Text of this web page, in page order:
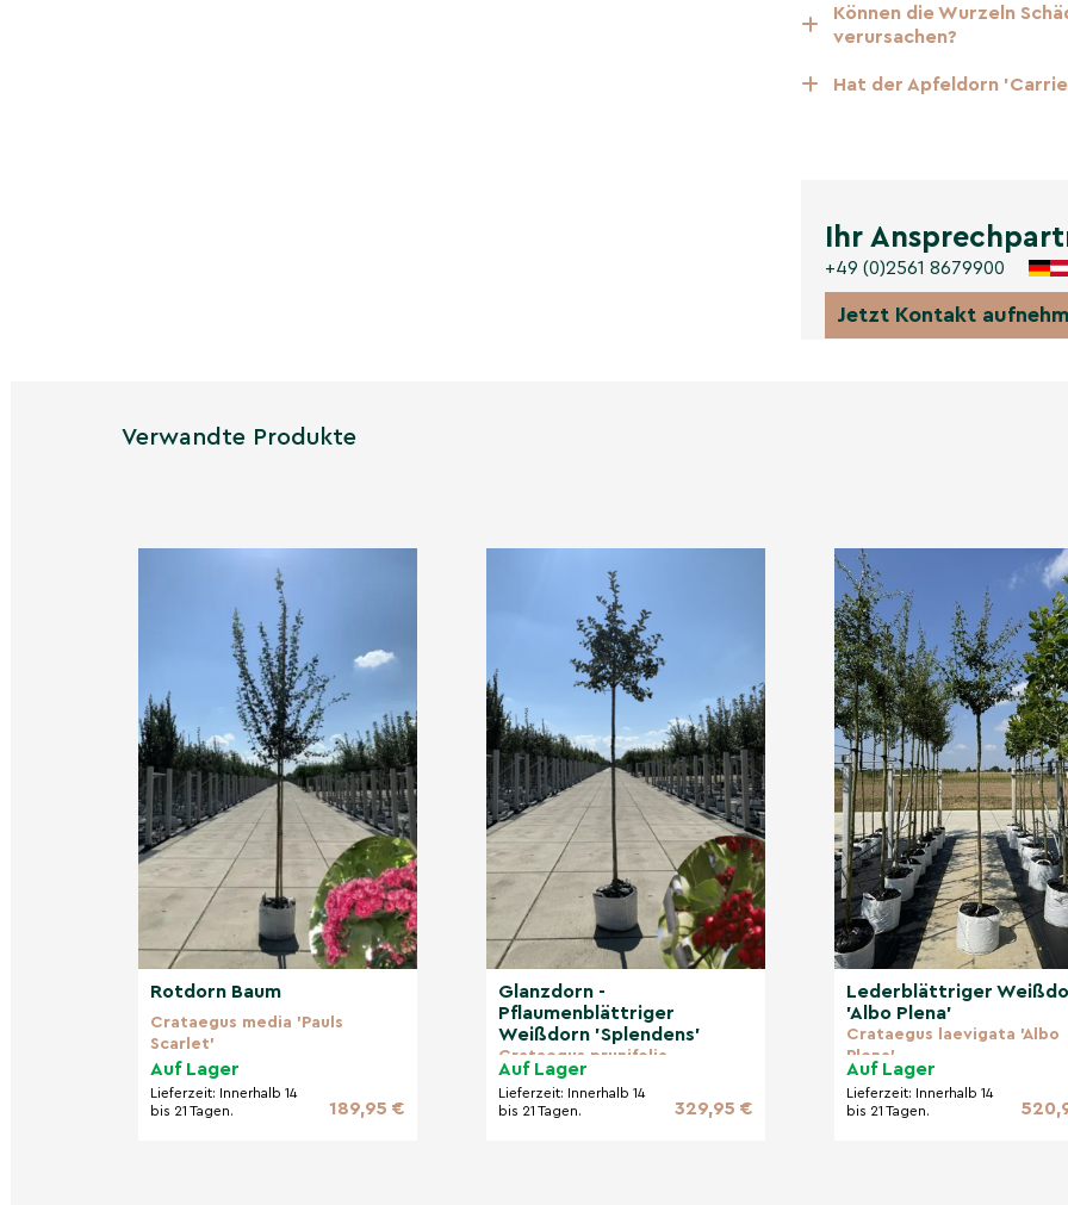
Können die Wurzeln
verursachen?
Hat der Apfeldorn
Ihr
+49 (0)2561 8679900
Jetzt Kontakt
Verwandte Produkte
Rotdorn Baum
Crataegus media 'Pauls
Scarlet'
Auf Lager
Lieferzeit: Innerhalb 14
bis 21 Tagen.
189,95 €
Glanzdorn -
Pflaumenblättriger
Weißdorn 'Splendens'
Crataegus prunifolia
'Splendens'
Auf Lager
Lieferzeit: Innerhalb 14
bis 21 Tagen.
329,95 €
Lederblättriger
'Albo Plena'
Crataegus laevigata 'Albo
Plena'
Auf Lager
Lieferzeit: Innerhalb 14
bis 21 Tagen.